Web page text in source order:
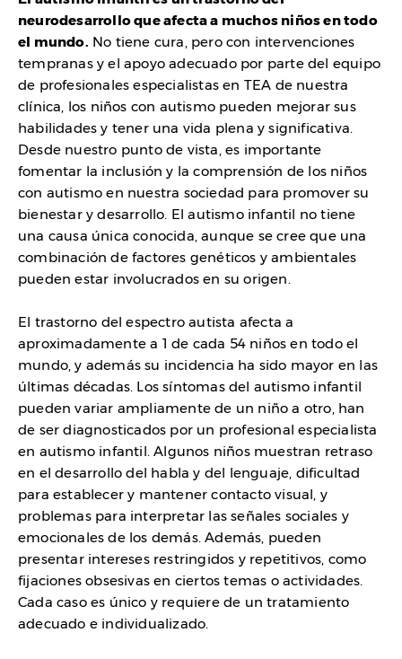
neurodesarrollo que afecta a muchos niños en todo
el mundo. No tiene cura, pero con intervenciones
tempranas y el apoyo adecuado por parte del equipo
de profesionales especialistas en TEA de nuestra
clínica, los niños con autismo pueden mejorar sus
habilidades y tener una vida plena y significativa.
Desde nuestro punto de vista, es importante
fomentar la inclusión y la comprensión de los niños
con autismo en nuestra sociedad para promover su
bienestar y desarrollo. El autismo infantil no tiene
una causa única conocida, aunque se cree que una
combinación de factores genéticos y ambientales
pueden estar involucrados en su origen.
El trastorno del espectro autista afecta a
aproximadamente a 1 de cada 54 niños en todo el
mundo, y además su incidencia ha sido mayor en las
últimas décadas. Los síntomas del autismo infantil
pueden variar ampliamente de un niño a otro, han
de ser diagnosticados por un profesional especialista
en autismo infantil. Algunos niños muestran retraso
en el desarrollo del habla y del lenguaje, dificultad
para establecer y mantener contacto visual, y
problemas para interpretar las señales sociales y
emocionales de los demás. Además, pueden
presentar intereses restringidos y repetitivos, como
fijaciones obsesivas en ciertos temas o actividades.
Cada caso es único y requiere de un tratamiento
adecuado e individualizado.